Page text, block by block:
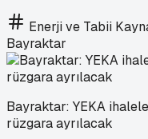
Enerji ve Tabii
Bayraktar
Bayraktar: YEKA
rüzgara ayrılacak